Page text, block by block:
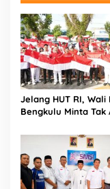
Jelang HUT RI, Wali
Bengkulu Minta Tak
Pemerintah